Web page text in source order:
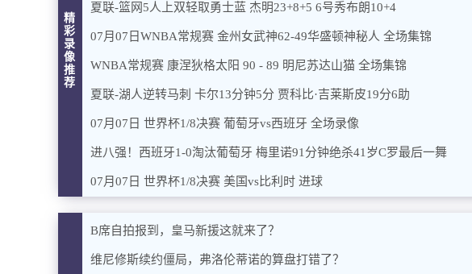
精
彩
录
像
推
荐
夏联-篮网5人上双轻取勇士蓝 杰明23+8+5 6号秀布朗10+4
07月07日WNBA常规赛 金州女武神62-49华盛顿神秘人 全场集锦
WNBA常规赛 康涅狄格太阳 90 - 89 明尼苏达山猫 全场集锦
夏联-湖人逆转马刺 卡尔13分钟5分 贾科比·吉莱斯皮19分6助
07月07日 世界杯1/8决赛 葡萄牙vs西班牙 全场录像
进八强！西班牙1-0淘汰葡萄牙 梅里诺91分钟绝杀41岁C罗最后一舞
07月07日 世界杯1/8决赛 美国vs比利时 进球
B席自拍报到，皇马新援这就来了？
维尼修斯续约僵局，弗洛伦蒂诺的算盘打错了？